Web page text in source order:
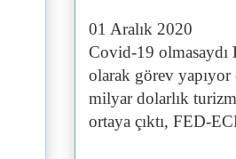
01 Aralık 2020
Covid-19 olmasaydı
olarak görev
milyar dolarlık
ortaya çıktı, FED-